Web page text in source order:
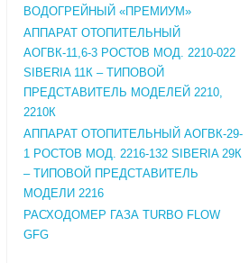
ВОДОГРЕЙНЫЙ «ПРЕМИУМ»
АППАРАТ ОТОПИТЕЛЬНЫЙ
АОГВК-11,6-3 РОСТОВ МОД. 2210-022
SIBERIA 11К – ТИПОВОЙ
ПРЕДСТАВИТЕЛЬ МОДЕЛЕЙ 2210,
2210К
АППАРАТ ОТОПИТЕЛЬНЫЙ АОГВК-29-
1 РОСТОВ МОД. 2216-132 SIBERIA 29К
– ТИПОВОЙ ПРЕДСТАВИТЕЛЬ
МОДЕЛИ 2216
РАСХОДОМЕР ГАЗА TURBO FLOW
GFG